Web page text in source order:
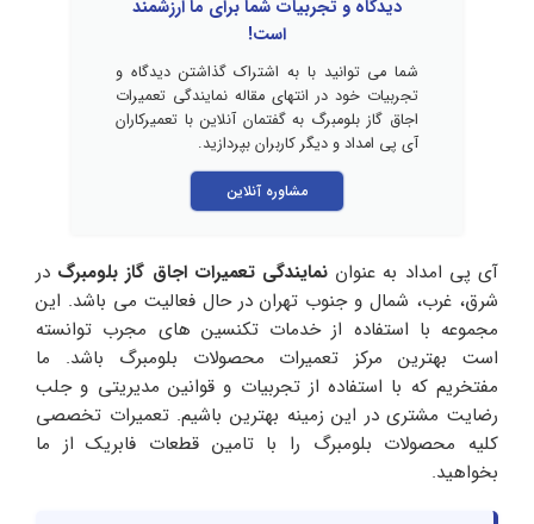
دیدگاه و تجربیات شما برای ما ارزشمند
است!
شما می توانید با به اشتراک گذاشتن دیدگاه و
تجربیات خود در انتهای مقاله نمایندگی تعمیرات
اجاق گاز بلومبرگ به گفتمان آنلاین با تعمیرکاران
آی پی امداد و دیگر کاربران بپردازید.
مشاوره آنلاین
آی پی امداد به عنوان نمایندگی تعمیرات اجاق گاز بلومبرگ در
شرق، غرب، شمال و جنوب تهران در حال فعالیت می باشد. این
مجموعه با استفاده از خدمات تکنسین های مجرب توانسته
است بهترین مرکز تعمیرات محصولات بلومبرگ باشد. ما
مفتخریم که با استفاده از تجربیات و قوانین مدیریتی و جلب
رضایت مشتری در این زمینه بهترین باشیم. تعمیرات تخصصی
کلیه محصولات بلومبرگ را با تامین قطعات فابریک از ما
بخواهید.